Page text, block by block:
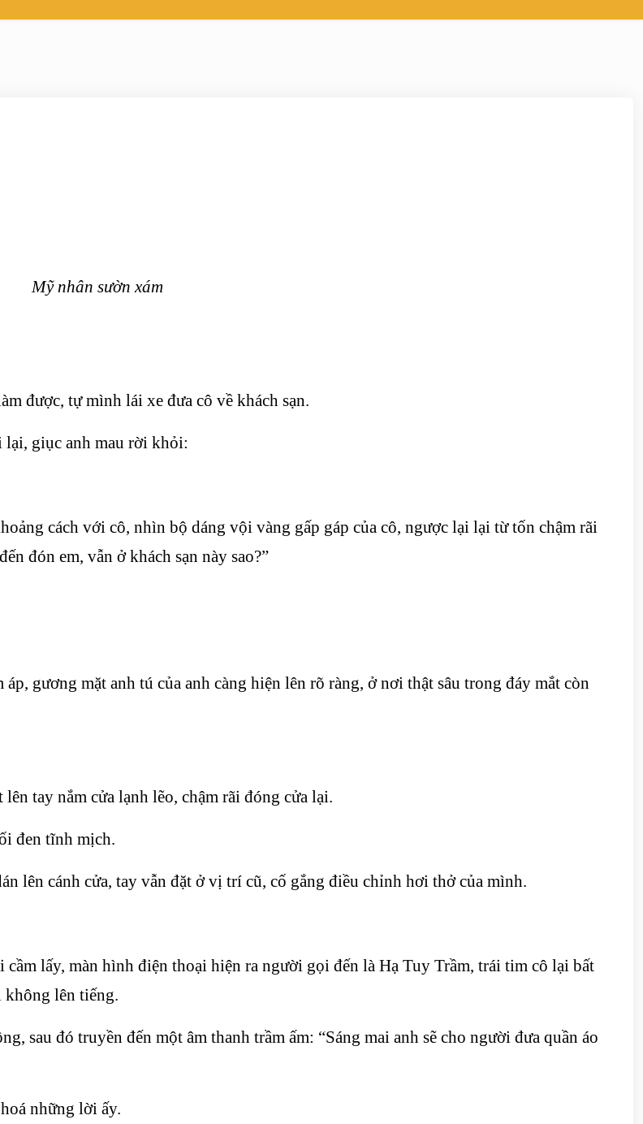
Mỹ nhân sườn xám
được, tự mình lái xe đưa cô về khách sạn.
lại, giục anh mau rời khỏi:
cách với cô, nhìn bộ dáng vội vàng gấp gáp của cô, ngược lại lại từ tốn chậm rãi
đón em, vẫn ở khách sạn này sao?”
gương mặt anh tú của anh càng hiện lên rõ ràng, ở nơi thật sâu trong đáy mắt còn
tay nắm cửa lạnh lẽo, chậm rãi đóng cửa lại.
đen tĩnh mịch.
lên cánh cửa, tay vẫn đặt ở vị trí cũ, cố gắng điều chỉnh hơi thở của mình.
lấy, màn hình điện thoại hiện ra người gọi đến là Hạ Tuy Trầm, trái tim cô lại bất
không lên tiếng.
sau đó truyền đến một âm thanh trầm ấm: “Sáng mai anh sẽ cho người đưa quần áo
những lời ấy.